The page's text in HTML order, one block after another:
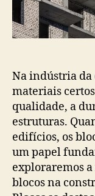
Na indústria da
materiais
qualidade, a
estruturas.
edifícios, os
um papel
exploraremos
blocos na